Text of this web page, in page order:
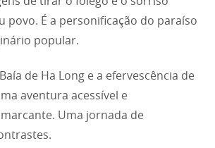
povo. É a personificação do paraíso
popular.
de Ha Long e a efervescência de
aventura acessível e
Uma jornada de